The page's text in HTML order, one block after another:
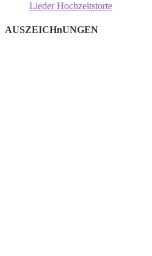
Lieder Hochzeitstorte
AUSZEICHnUNGEN